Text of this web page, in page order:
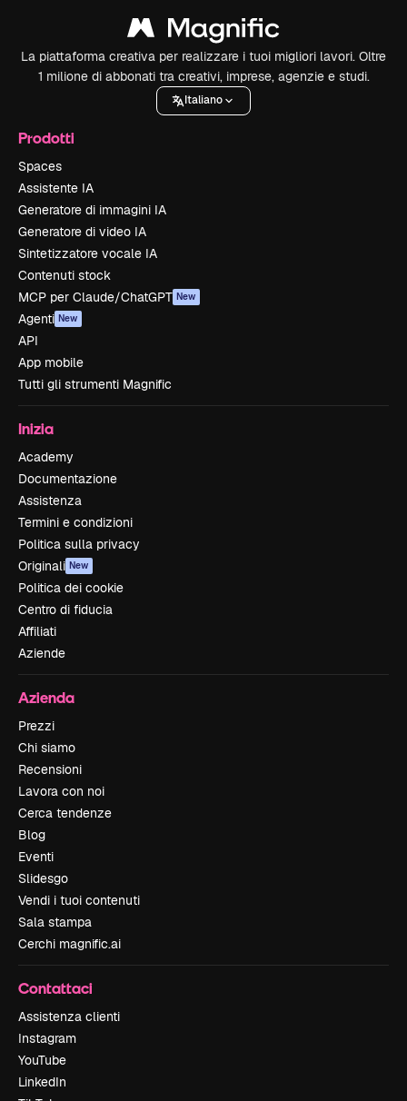
La piattaforma creativa per realizzare i tuoi migliori lavori. Oltre
1 milione di abbonati tra creativi, imprese, agenzie e studi.
Italiano
Prodotti
Spaces
Assistente IA
Generatore di immagini IA
Generatore di video IA
Sintetizzatore vocale IA
Contenuti stock
MCP per Claude/ChatGPT New
Agenti New
API
App mobile
Tutti gli strumenti Magnific
Inizia
Academy
Documentazione
Assistenza
Termini e condizioni
Politica sulla privacy
Originali New
Politica dei cookie
Centro di fiducia
Affiliati
Aziende
Azienda
Prezzi
Chi siamo
Recensioni
Lavora con noi
Cerca tendenze
Blog
Eventi
Slidesgo
Vendi i tuoi contenuti
Sala stampa
Cerchi magnific.ai
Contattaci
Assistenza clienti
Instagram
YouTube
LinkedIn